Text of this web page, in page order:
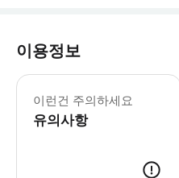
이용정보
이런건 주의하세요
유의사항